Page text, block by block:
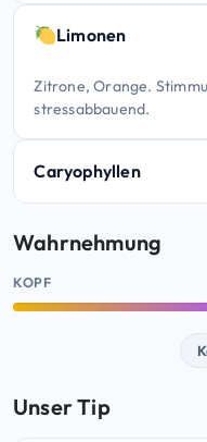
Limonen
Zitrone, Orange.
stressabbauend.
Caryophyllen
Wahrnehmung
KOPF
Unser Tip